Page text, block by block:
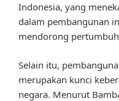
Indonesia, yang
dalam pembangunan
mendorong
Selain itu,
merupakan kunci
negara. Menurut